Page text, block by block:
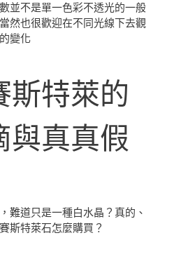
並不是單一色彩不透光的一般
然也很歡迎在不同光線下去觀
變化
斯特萊的
與真真假
難道只是一種白水晶？真的、
斯特萊石怎麼購買？